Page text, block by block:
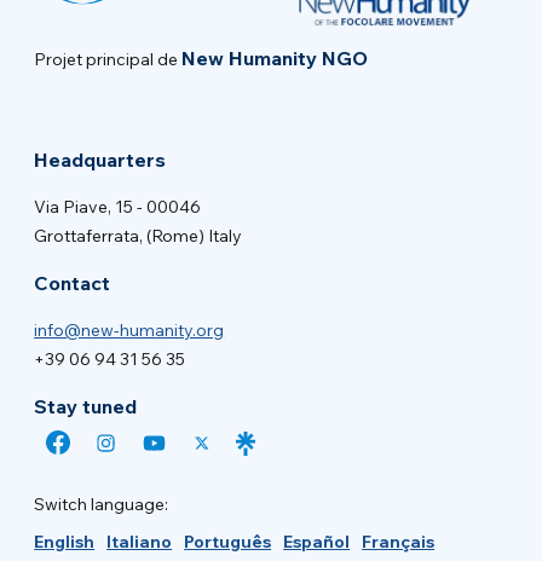
Projet principal de New Humanity NGO
Headquarters
Via Piave, 15 - 00046
Grottaferrata, (Rome) Italy
Contact
info@new-humanity.org
+39 06 94 31 56 35
Stay tuned
Switch language:
English
Italiano Português Español Français